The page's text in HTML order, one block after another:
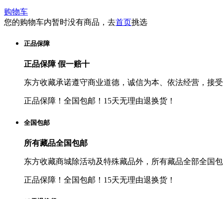
购物车
您的购物车内暂时没有商品，去首页挑选
正品保障
正品保障 假一赔十
东方收藏承诺遵守商业道德，诚信为本、依法经营，接
正品保障！全国包邮！15天无理由退换货！
全国包邮
所有藏品全国包邮
东方收藏商城除活动及特殊藏品外，所有藏品全部全国
正品保障！全国包邮！15天无理由退换货！